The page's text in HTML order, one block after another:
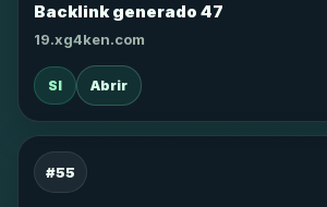
Backlink generado 47
19.xg4ken.com
SI Abrir
#55